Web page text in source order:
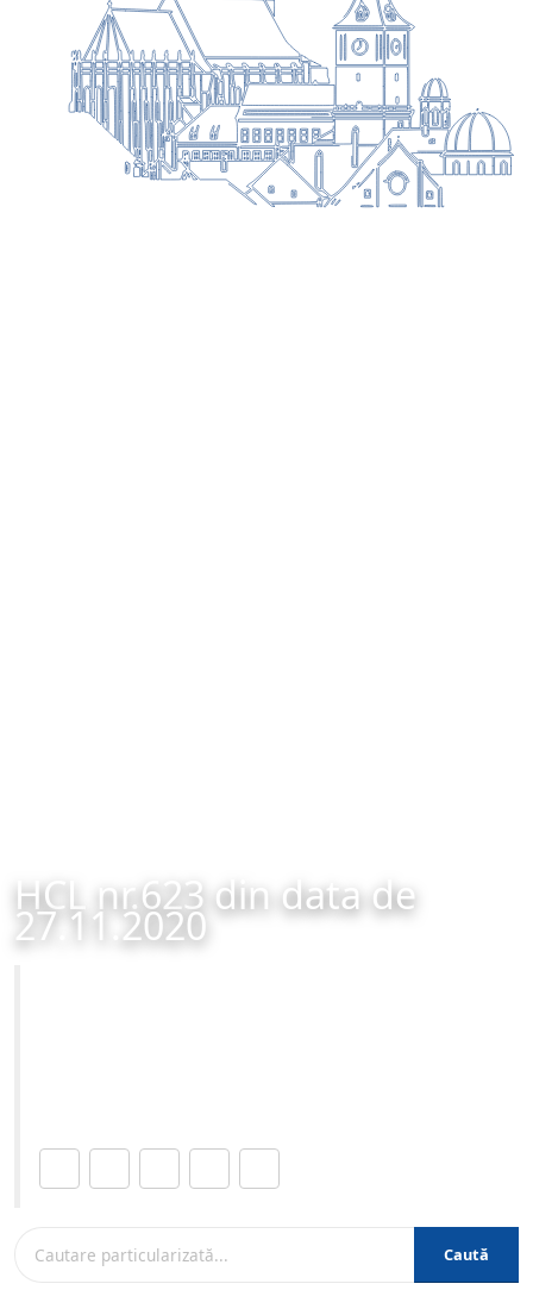
HCL nr.623 din data de
27.11.2020
Caută